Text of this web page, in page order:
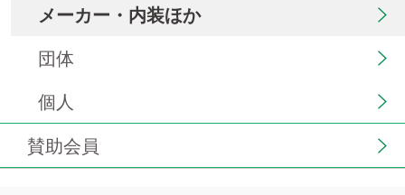
メーカー・内装ほか
団体
個人
賛助会員